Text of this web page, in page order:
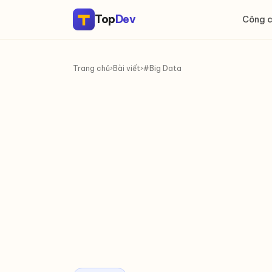
TopDev Công
Trang chủ› Bài viết›#Big Data